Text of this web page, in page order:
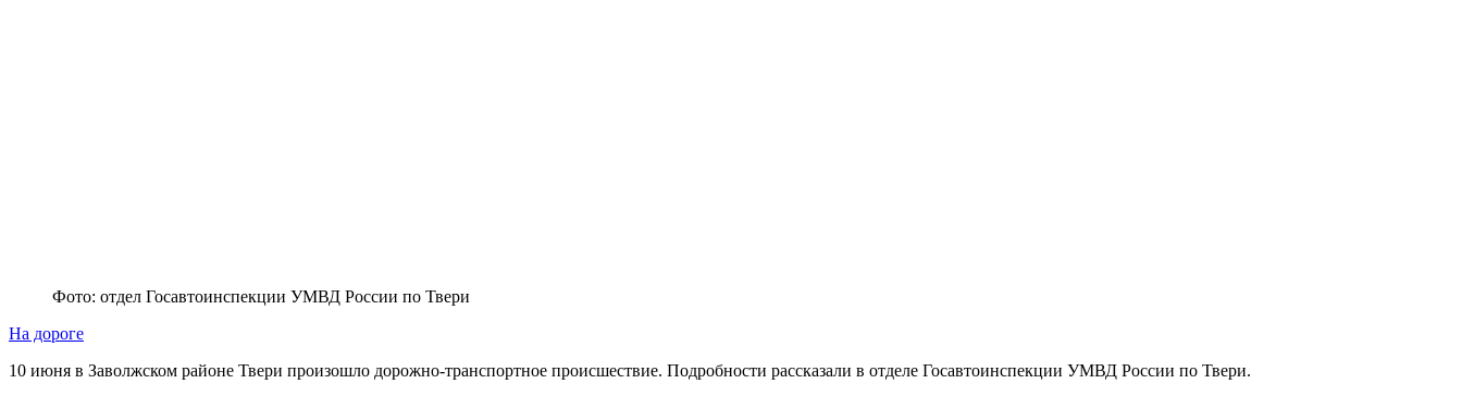
Фото: отдел Госавтоинспекции УМВД России по Твери
На дороге
10 июня в Заволжском районе Твери произошло дорожно-транспортное происшествие. Подробности рассказали в отделе Госавтоинспекции УМВД России по Твери.